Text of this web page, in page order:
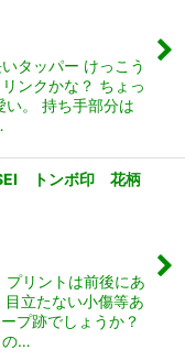
タッパー けっこう
ンクかな？ ちょっ
い。 持ち手部分は
トンボ印 花柄
リントは前後にあ
立たない小傷等あ
プ跡でしょうか？
の…